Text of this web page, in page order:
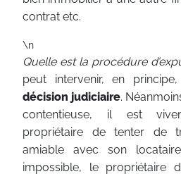
contrat etc.
\n
Quelle est la procédure
peut intervenir, en
décision judiciaire.
contentieuse, il est
propriétaire de tenter de
amiable avec son
impossible, le propriétaire